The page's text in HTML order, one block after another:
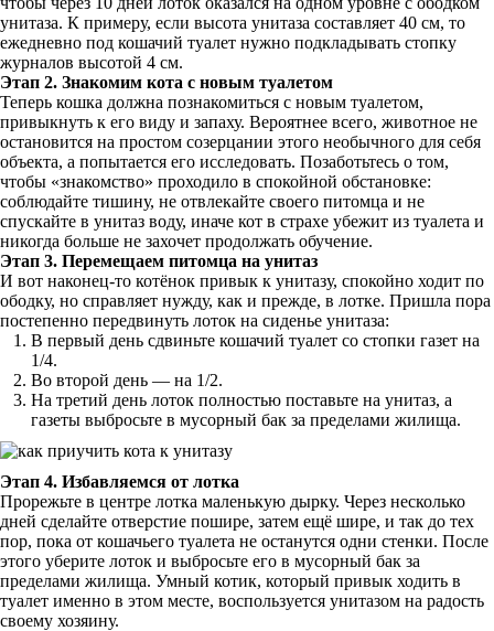
унитаза. К примеру, если высота унитаза составляет 40 см, то
ежедневно под кошачий туалет нужно подкладывать стопку
журналов высотой 4 см.
Этап 2. Знакомим кота с новым туалетом
Теперь кошка должна познакомиться с новым туалетом,
привыкнуть к его виду и запаху. Вероятнее всего, животное не
остановится на простом созерцании этого необычного для себя
объекта, а попытается его исследовать. Позаботьтесь о том,
чтобы «знакомство» проходило в спокойной обстановке:
соблюдайте тишину, не отвлекайте своего питомца и не
спускайте в унитаз воду, иначе кот в страхе убежит из туалета и
никогда больше не захочет продолжать обучение.
Этап 3. Перемещаем питомца на унитаз
И вот наконец-то котёнок привык к унитазу, спокойно ходит по
ободку, но справляет нужду, как и прежде, в лотке. Пришла пора
постепенно передвинуть лоток на сиденье унитаза:
В первый день сдвиньте кошачий туалет со стопки газет на
1/4.
Во второй день — на 1/2.
На третий день лоток полностью поставьте на унитаз, а
газеты выбросьте в мусорный бак за пределами жилища.
Этап 4. Избавляемся от лотка
Прорежьте в центре лотка маленькую дырку. Через несколько
дней сделайте отверстие пошире, затем ещё шире, и так до тех
пор, пока от кошачьего туалета не останутся одни стенки. После
этого уберите лоток и выбросьте его в мусорный бак за
пределами жилища. Умный котик, который привык ходить в
туалет именно в этом месте, воспользуется унитазом на радость
своему хозяину.